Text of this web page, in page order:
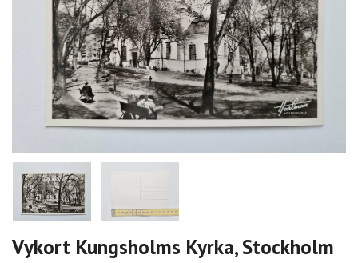
Vykort Kungsholms Kyrka, Stockholm